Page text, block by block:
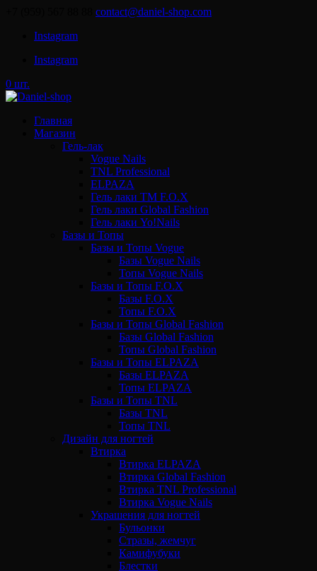
contact@daniel-shop.com
Instagram
Instagram
0 шт.
Главная
Магазин
Гель-лак
Vogue Nails
TNL Professional
ELPAZA
Гель лаки ТМ F.O.X
Гель лаки Global Fashion
Гель лаки Yo!Nails
Базы и Топы
Базы и Топы Vogue
Базы Vogue Nails
Топы Vogue Nails
Базы и Топы F.O.X
Базы F.O.X
Топы F.O.X
Базы и Топы Global Fashion
Базы Global Fashion
Топы Global Fashion
Базы и Топы ELPAZA
Базы ELPAZA
Топы ELPAZA
Базы и Топы TNL
Базы TNL
Топы TNL
Дизайн для ногтей
Втирка
Втирка ELPAZA
Втирка Global Fashion
Втирка TNL Professional
Втирка Vogue Nails
Украшения для ногтей
Бульонки
Стразы, жемчуг
Камифубуки
Блестки